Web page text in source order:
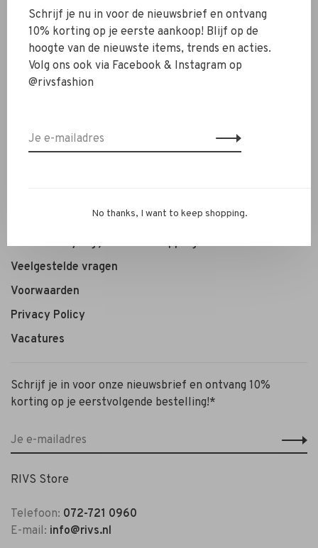
Sieraden
Accessoires
SALE
Ruilen & retourneren
Personal Styling / Private Shopping
Veelgestelde vragen
Voorwaarden
Privacy Policy
Vacatures
Schrijf je in voor onze nieuwsbrief en ontvang 10%
korting op je eerstvolgende bestelling!*
RIVS Store
Telefoon: 072-721 0960
E-mail: info@rivs.nl
Schrijf je nu in voor de nieuwsbrief en ontvang
10% korting op je eerste aankoop! Blijf op de
hoogte van de nieuwste items, trends en acties.
Volg ons ook via Facebook & Instagram op
@rivsfashion
No thanks, I want to keep shopping.